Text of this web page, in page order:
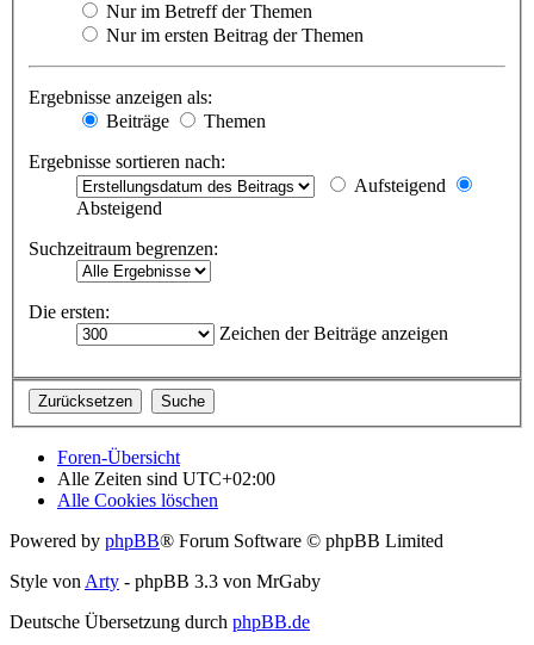
Nur im Betreff der Themen
Nur im ersten Beitrag der Themen
Ergebnisse anzeigen als:
Beiträge
Themen
Ergebnisse sortieren nach:
Aufsteigend
Absteigend
Suchzeitraum begrenzen:
Die ersten:
Zeichen der Beiträge anzeigen
Foren-Übersicht
Alle Zeiten sind UTC+02:00
Alle Cookies löschen
Powered by phpBB® Forum Software © phpBB Limited
Style von Arty - phpBB 3.3 von MrGaby
Deutsche Übersetzung durch phpBB.de